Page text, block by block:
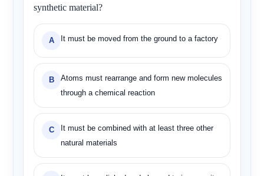
synthetic material?
A It must be moved from the ground to a factory
B
Atoms must rearrange and form new molecules
through a chemical reaction
C
It must be combined with at least three other
natural materials